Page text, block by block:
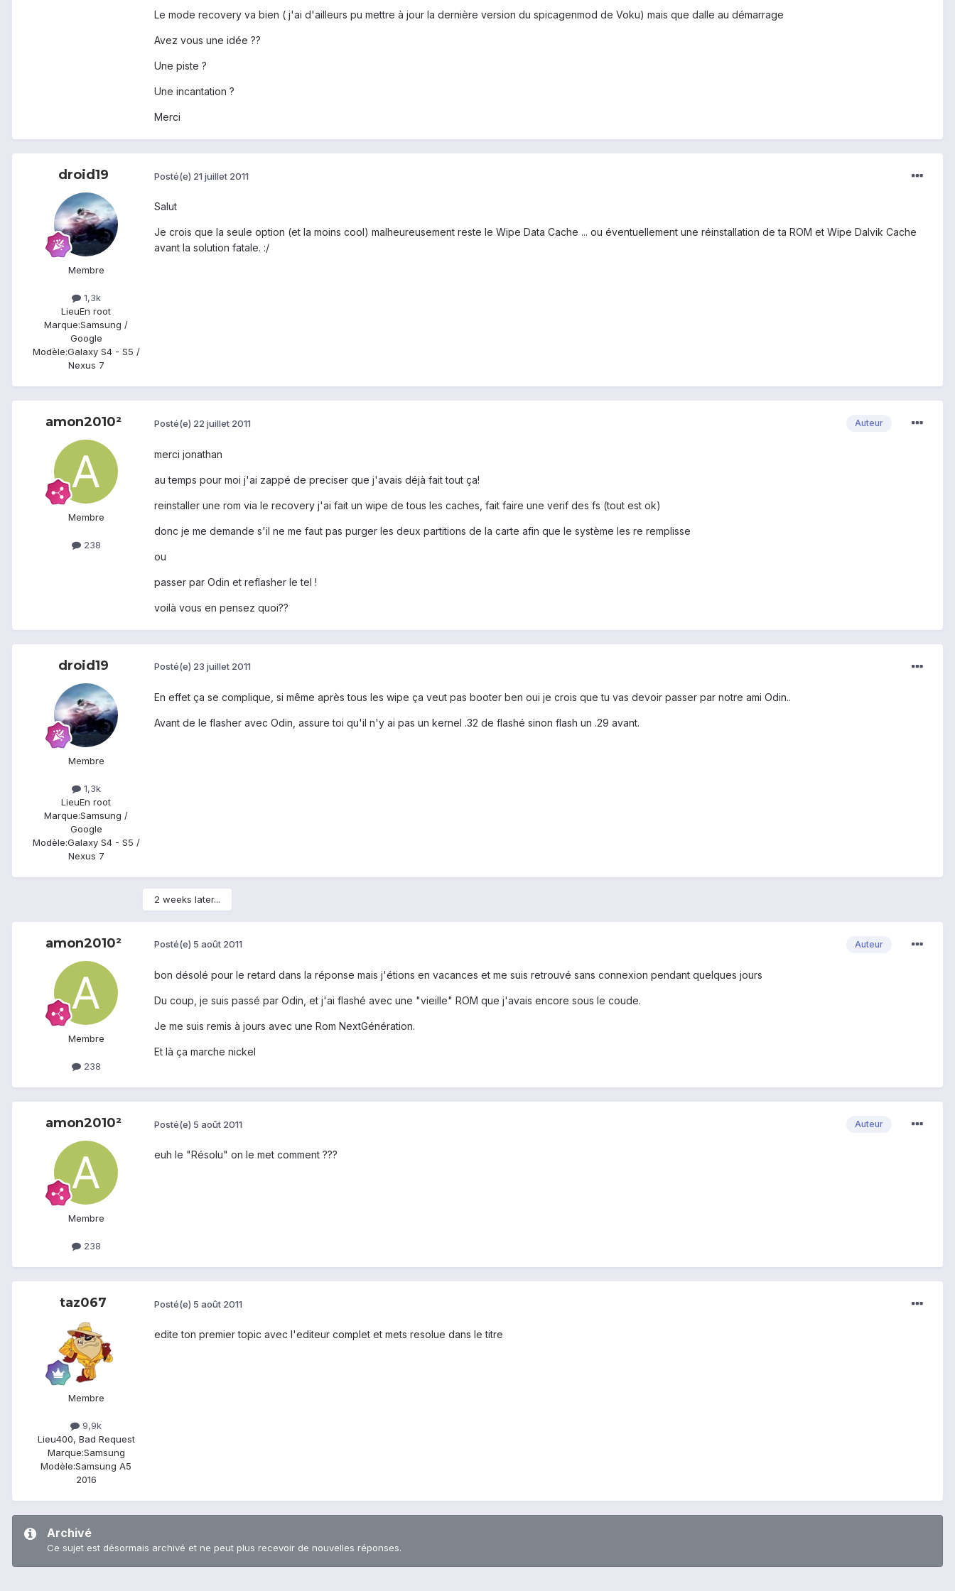
Le mode recovery va bien ( j'ai d'ailleurs pu mettre à jour la dernière version du spicagenmod de Voku) mais que dalle au démarrage
Avez vous une idée ??
Une piste ?
Une incantation ?
Merci
droid19
Membre
1,3k
LieuEn root
Marque:Samsung /
Google
Modèle:Galaxy S4 - S5 /
Nexus 7
Posté(e) 21 juillet 2011
Salut
Je crois que la seule option (et la moins cool) malheureusement reste le Wipe Data Cache ... ou éventuellement une réinstallation de ta ROM et Wipe Dalvik Cache
avant la solution fatale. :/
amon2010²
Membre
238
Auteur
Posté(e) 22 juillet 2011
merci jonathan
au temps pour moi j'ai zappé de preciser que j'avais déjà fait tout ça!
reinstaller une rom via le recovery j'ai fait un wipe de tous les caches, fait faire une verif des fs (tout est ok)
donc je me demande s'il ne me faut pas purger les deux partitions de la carte afin que le système les re remplisse
ou
passer par Odin et reflasher le tel !
voilà vous en pensez quoi??
droid19
Membre
1,3k
LieuEn root
Marque:Samsung /
Google
Modèle:Galaxy S4 - S5 /
Nexus 7
Posté(e) 23 juillet 2011
En effet ça se complique, si même après tous les wipe ça veut pas booter ben oui je crois que tu vas devoir passer par notre ami Odin..
Avant de le flasher avec Odin, assure toi qu'il n'y ai pas un kernel .32 de flashé sinon flash un .29 avant.
2 weeks later...
amon2010²
Membre
238
Auteur
Posté(e) 5 août 2011
bon désolé pour le retard dans la réponse mais j'étions en vacances et me suis retrouvé sans connexion pendant quelques jours
Du coup, je suis passé par Odin, et j'ai flashé avec une "vieille" ROM que j'avais encore sous le coude.
Je me suis remis à jours avec une Rom NextGénération.
Et là ça marche nickel
amon2010²
Membre
238
Auteur
Posté(e) 5 août 2011
euh le "Résolu" on le met comment ???
taz067
Membre
9,9k
Lieu400, Bad Request
Marque:Samsung
Modèle:Samsung A5
2016
Posté(e) 5 août 2011
edite ton premier topic avec l'editeur complet et mets resolue dans le titre
Archivé
Ce sujet est désormais archivé et ne peut plus recevoir de nouvelles réponses.